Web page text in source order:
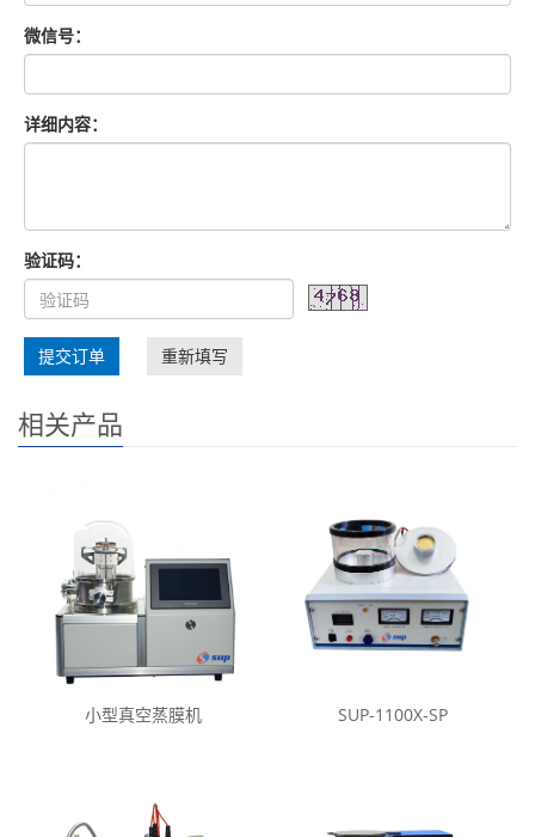
微信号：
详细内容：
验证码：
提交订单 重新填写
相关产品
小型真空蒸膜机 SUP-1100X-SP